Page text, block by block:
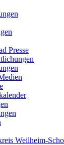
Presse
Weilheim-